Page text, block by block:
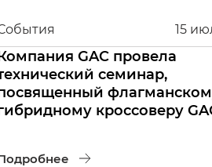
15
GAC провела
семинар,
кроссоверу